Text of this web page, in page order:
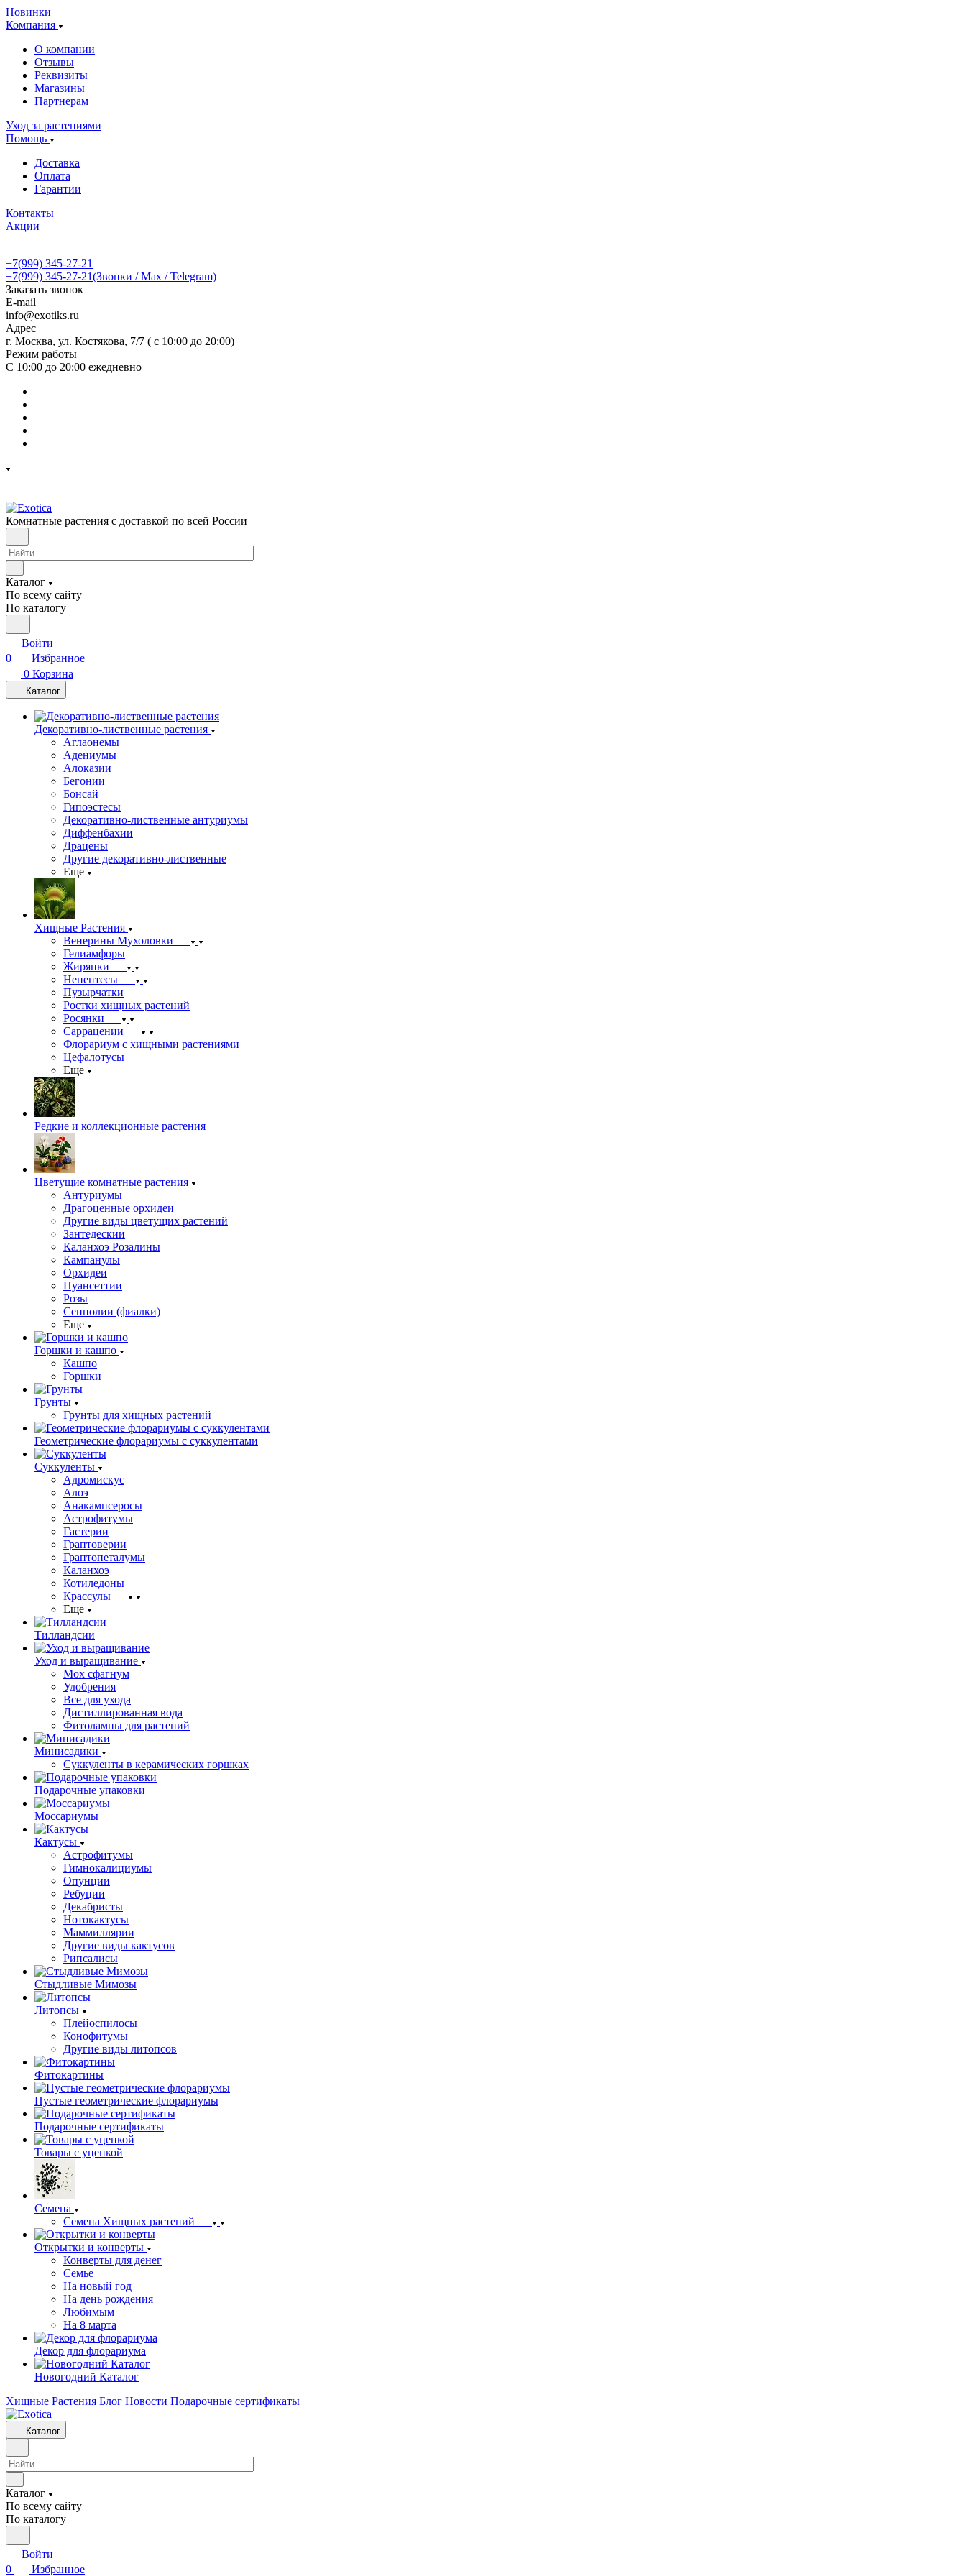
Новинки
Компания
О компании
Отзывы
Реквизиты
Магазины
Партнерам
Уход за растениями
Помощь
Доставка
Оплата
Гарантии
Контакты
Акции
+7(999) 345-27-21
+7(999) 345-27-21(Звонки / Max / Telegram)
Заказать звонок
E-mail
info@exotiks.ru
Адрес
г. Москва, ул. Костякова, 7/7 ( с 10:00 до 20:00)
Режим работы
С 10:00 до 20:00 ежедневно
Комнатные растения с доставкой по всей России
Каталог
По всему сайту
По каталогу
Войти
0
Избранное
0 Корзина
Каталог
Декоративно-лиственные растения
Аглаонемы
Адениумы
Алоказии
Бегонии
Бонсай
Гипоэстесы
Декоративно-лиственные антуриумы
Диффенбахии
Драцены
Другие декоративно-лиственные
Еще
Хищные Растения
Венерины Мухоловки
Гелиамфоры
Жирянки
Непентесы
Пузырчатки
Ростки хищных растений
Росянки
Саррацении
Флорариум с хищными растениями
Цефалотусы
Еще
Редкие и коллекционные растения
Цветущие комнатные растения
Антуриумы
Драгоценные орхидеи
Другие виды цветущих растений
Зантедескии
Каланхоэ Розалины
Кампанулы
Орхидеи
Пуансеттии
Розы
Сенполии (фиалки)
Еще
Горшки и кашпо
Кашпо
Горшки
Грунты
Грунты для хищных растений
Геометрические флорариумы с суккулентами
Суккуленты
Адромискус
Алоэ
Анакампсеросы
Астрофитумы
Гастерии
Граптоверии
Граптопеталумы
Каланхоэ
Котиледоны
Крассулы
Еще
Тилландсии
Уход и выращивание
Мох сфагнум
Удобрения
Все для ухода
Дистиллированная вода
Фитолампы для растений
Минисадики
Суккуленты в керамических горшках
Подарочные упаковки
Моссариумы
Кактусы
Астрофитумы
Гимнокалициумы
Опунции
Ребуции
Декабристы
Нотокактусы
Маммиллярии
Другие виды кактусов
Рипсалисы
Стыдливые Мимозы
Литопсы
Плейоспилосы
Конофитумы
Другие виды литопсов
Фитокартины
Пустые геометрические флорариумы
Подарочные сертификаты
Товары с уценкой
Семена
Семена Хищных растений
Открытки и конверты
Конверты для денег
Семье
На новый год
На день рождения
Любимым
На 8 марта
Декор для флорариума
Новогодний Каталог
Хищные Растения Блог Новости Подарочные сертификаты
Каталог
Каталог
По всему сайту
По каталогу
Войти
0
Избранное